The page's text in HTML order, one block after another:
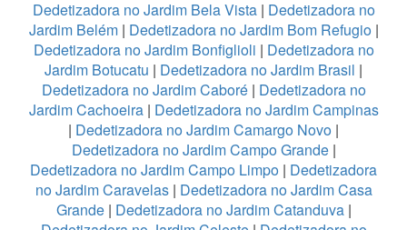
Dedetizadora no Jardim Bela Vista| Dedetizadora no
Jardim Belém| Dedetizadora no Jardim Bom Refugio|
Dedetizadora no Jardim Bonfiglioli | Dedetizadora no
Jardim Botucatu | Dedetizadora no Jardim Brasil |
Dedetizadora no Jardim Caboré| Dedetizadora no
Jardim Cachoeira| Dedetizadora no Jardim Campinas
| Dedetizadora no Jardim Camargo Novo |
Dedetizadora no Jardim Campo Grande|
Dedetizadora no Jardim Campo Limpo | Dedetizadora
no Jardim Caravelas| Dedetizadora no Jardim Casa
Grande| Dedetizadora no Jardim Catanduva|